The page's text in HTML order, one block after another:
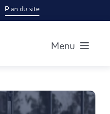
Plan du site
Menu